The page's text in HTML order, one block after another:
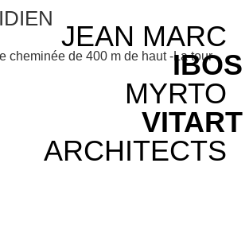
JEAN MARC
IBOS
MYRTO
VITART
ARCHITECTS
cheminée de 400 m de haut -La tour